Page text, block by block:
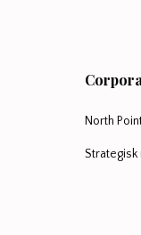
North